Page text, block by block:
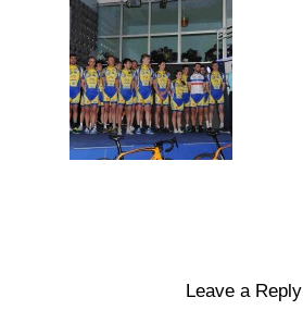
Leave a Reply